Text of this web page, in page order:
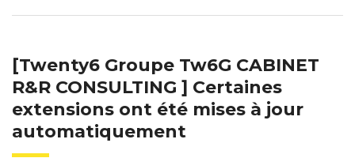
[Twenty6 Groupe Tw6G CABINET
R&R CONSULTING ] Certaines
extensions ont été mises à jour
automatiquement